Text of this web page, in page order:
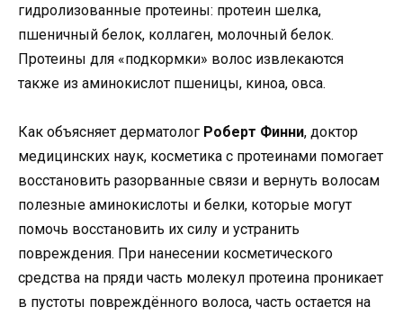
гидролизованные протеины: протеин шелка,
пшеничный белок, коллаген, молочный белок.
Протеины для «подкормки» волос извлекаются
также из аминокислот пшеницы, киноа, овса.
Как объясняет дерматолог Роберт Финни, доктор
медицинских наук, косметика с протеинами помогает
восстановить разорванные связи и вернуть волосам
полезные аминокислоты и белки, которые могут
помочь восстановить их силу и устранить
повреждения. При нанесении косметического
средства на пряди часть молекул протеина проникает
в пустоты повреждённого волоса, часть остается на